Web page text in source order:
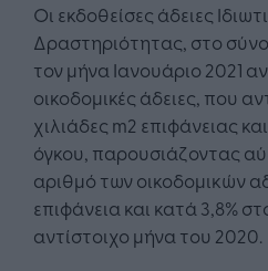
Οι εκδοθείσες άδειες
Δραστηριότητας, στο
τον μήνα Ιανουάριο 2021
οικοδομικές άδειες, που
χιλιάδες m2 επιφάνειας
όγκου, παρουσιάζοντας
αριθμό των οικοδομικών
επιφάνεια και κατά 3,8%
αντίστοιχο μήνα του 2020.